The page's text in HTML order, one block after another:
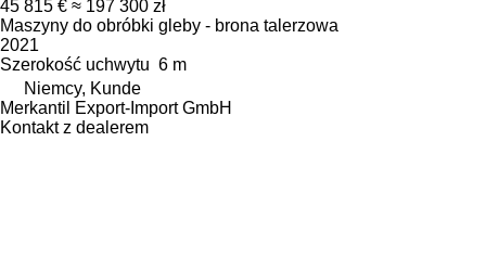
45 815 € ≈ 197 300 zł
Maszyny do obróbki gleby - brona talerzowa
2021
Szerokość uchwytu 6 m
Niemcy, Kunde
Merkantil Export-Import GmbH
Kontakt z dealerem